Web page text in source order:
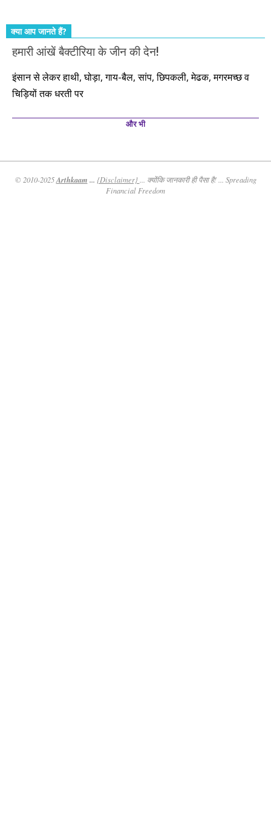
क्या आप जानते हैं?
हमारी आंखें बैक्टीरिया के जीन की देन!
इंसान से लेकर हाथी, घोड़ा, गाय-बैल, सांप, छिपकली, मेढक, मगरमच्छ व
चिड़ियों तक धरती पर
और भी
© 2010-2025Arthkaam ... {Disclaimer}
... क्योंकि जानकारी ही पैसा है! ... Spreading
Financial Freedom